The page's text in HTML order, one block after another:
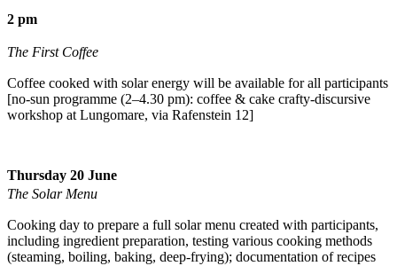
2 pm
The First Coffee
Coffee cooked with solar energy will be available for all participants
[no-sun programme (2–4.30 pm): coffee & cake crafty-discursive
workshop at Lungomare, via Rafenstein 12]
Thursday 20 June
The Solar Menu
Cooking day to prepare a full solar menu created with participants,
including ingredient preparation, testing various cooking methods
(steaming, boiling, baking, deep-frying); documentation of recipes